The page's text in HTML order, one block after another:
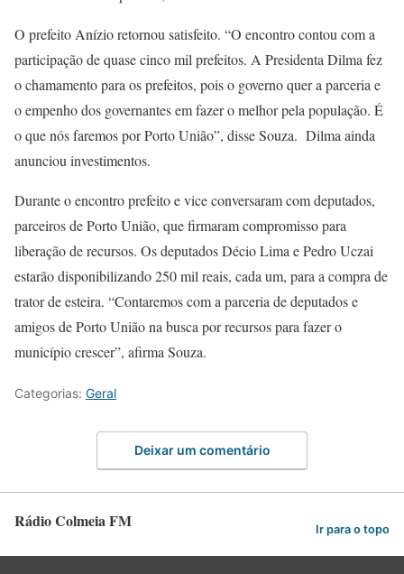
O prefeito Anízio retornou satisfeito. “O encontro contou com a
participação de quase cinco mil prefeitos. A Presidenta Dilma fez
o chamamento para os prefeitos, pois o governo quer a parceria e
o empenho dos governantes em fazer o melhor pela população. É
o que nós faremos por Porto União”, disse Souza. Dilma ainda
anunciou investimentos.
Durante o encontro prefeito e vice conversaram com deputados,
parceiros de Porto União, que firmaram compromisso para
liberação de recursos. Os deputados Décio Lima e Pedro Uczai
estarão disponibilizando 250 mil reais, cada um, para a compra de
trator de esteira. “Contaremos com a parceria de deputados e
amigos de Porto União na busca por recursos para fazer o
município crescer”, afirma Souza.
Categorias: Geral
Deixar um comentário
Rádio Colmeia FM Ir para o topo